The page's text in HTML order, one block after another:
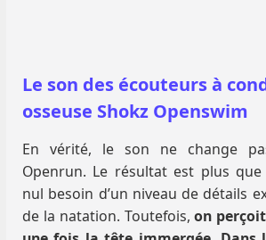
Le son des écouteurs à
osseuse Shokz Openswim
En vérité, le son ne change
Openrun. Le résultat est plus
nul besoin d’un niveau de détails
de la natation. Toutefois, on